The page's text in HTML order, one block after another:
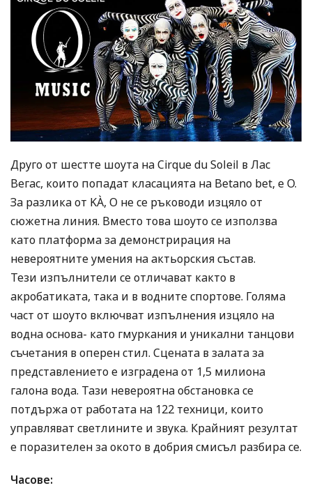
Друго от шестте шоута на Cirque du Soleil в Лас
Вегас, които попадат класацията на Betano bet, е O.
За разлика от KÀ, O не се ръководи изцяло от
сюжетна линия. Вместо това шоуто се използва
като платформа за демонстрирация на
невероятните умения на актьорския състав.
Тези изпълнители се отличават както в
акробатиката, така и в водните спортове. Голяма
част от шоуто включват изпълнения изцяло на
водна основа- като гмуркания и уникални танцови
съчетания в оперен стил. Сцената в залата за
представлението е изградена от 1,5 милиона
галона вода. Тази невероятна обстановка се
потдържа от работата на 122 техници, които
управляват светлините и звука. Крайният резултат
е поразителен за окото в добрия смисъл разбира се.
Часове: